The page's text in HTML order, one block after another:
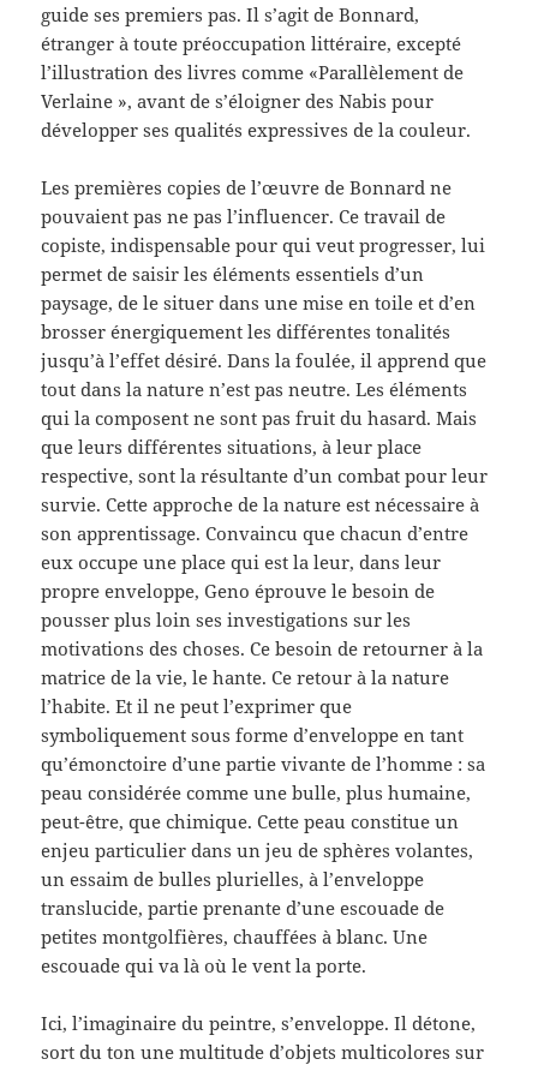
guide ses premiers pas. Il s’agit de Bonnard,
étranger à toute préoccupation littéraire, excepté
l’illustration des livres comme «Parallèlement de
Verlaine », avant de s’éloigner des Nabis pour
développer ses qualités expressives de la couleur.
Les premières copies de l’œuvre de Bonnard ne
pouvaient pas ne pas l’influencer. Ce travail de
copiste, indispensable pour qui veut progresser, lui
permet de saisir les éléments essentiels d’un
paysage, de le situer dans une mise en toile et d’en
brosser énergiquement les différentes tonalités
jusqu’à l’effet désiré. Dans la foulée, il apprend que
tout dans la nature n’est pas neutre. Les éléments
qui la composent ne sont pas fruit du hasard. Mais
que leurs différentes situations, à leur place
respective, sont la résultante d’un combat pour leur
survie. Cette approche de la nature est nécessaire à
son apprentissage. Convaincu que chacun d’entre
eux occupe une place qui est la leur, dans leur
propre enveloppe, Geno éprouve le besoin de
pousser plus loin ses investigations sur les
motivations des choses. Ce besoin de retourner à la
matrice de la vie, le hante. Ce retour à la nature
l’habite. Et il ne peut l’exprimer que
symboliquement sous forme d’enveloppe en tant
qu’émonctoire d’une partie vivante de l’homme : sa
peau considérée comme une bulle, plus humaine,
peut-être, que chimique. Cette peau constitue un
enjeu particulier dans un jeu de sphères volantes,
un essaim de bulles plurielles, à l’enveloppe
translucide, partie prenante d’une escouade de
petites montgolfières, chauffées à blanc. Une
escouade qui va là où le vent la porte.
Ici, l’imaginaire du peintre, s’enveloppe. Il détone,
sort du ton une multitude d’objets multicolores sur